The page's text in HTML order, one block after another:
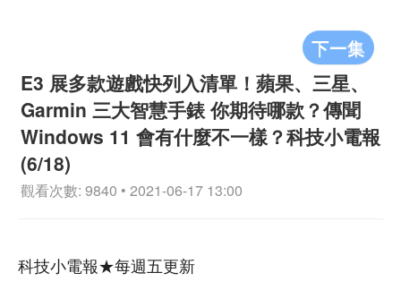
下一集
E3 展多款遊戲快列入清單！蘋果、三星、
Garmin 三大智慧手錶 你期待哪款？傳聞
Windows 11 會有什麼不一樣？科技小電報
(6/18)
觀看次數: 9840 • 2021-06-17 13:00
科技小電報★每週五更新